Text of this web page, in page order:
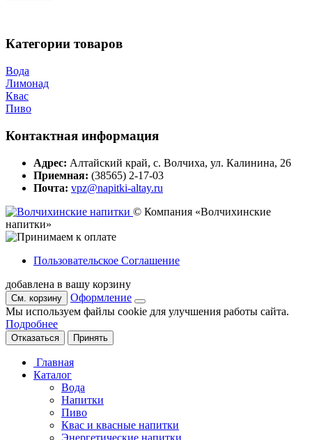
Категории товаров
Вода
Лимонад
Квас
Пиво
Контактная информация
Адрес: Алтайский край, с. Волчиха, ул. Калинина, 26
Приемная: (38565) 2-17-03
Почта: vpz@napitki-altay.ru
© Компания «Волчихинские
напитки»
Пользовательское Соглашение
добавлена в вашу корзину
См. корзину
Оформление
Мы используем файлы cookie для улучшения работы сайта.
Подробнее
Отказаться Принять
Главная
Каталог
Вода
Напитки
Пиво
Квас и квасные напитки
Энергетические напитки